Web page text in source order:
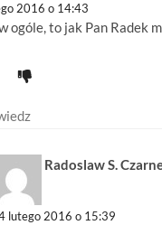
2016 o 14:43
ogóle, to jak Pan Radek
Radoslaw S.
lutego 2016 o 15:39